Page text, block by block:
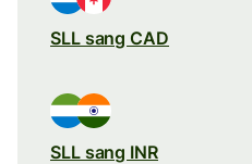
SLL sang CAD
SLL sang INR